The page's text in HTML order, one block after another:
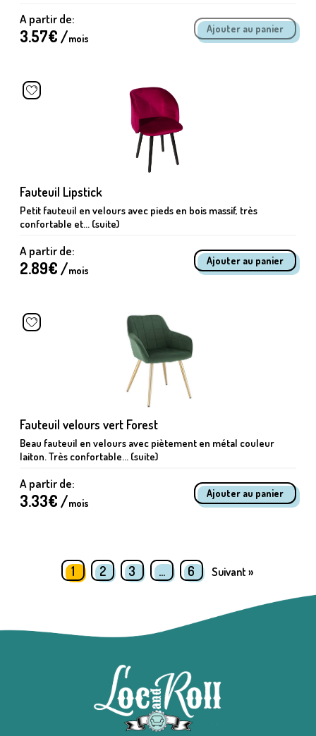
A partir de:
3.57€ /mois
Fauteuil Lipstick
Petit fauteuil en velours avec pieds en bois massif, très
confortable et... (suite)
A partir de:
2.89€ /mois
Fauteuil velours vert Forest
Beau fauteuil en velours avec piètement en métal couleur
laiton. Très confortable... (suite)
A partir de:
3.33€ /mois
1 2 3 … 6 Suivant »